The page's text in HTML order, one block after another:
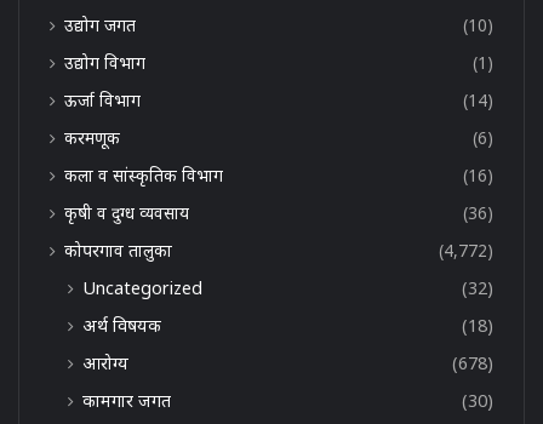
उद्योग जगत
(10)
उद्योग विभाग
(1)
ऊर्जा विभाग
(14)
करमणूक
(6)
कला व सांस्कृतिक विभाग
(16)
कृषी व दुग्ध व्यवसाय
(36)
कोपरगाव तालुका
(4,772)
Uncategorized
(32)
अर्थ विषयक
(18)
आरोग्य
(678)
कामगार जगत
(30)